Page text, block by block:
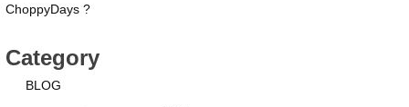
ChoppyDays ?
Category
BLOG